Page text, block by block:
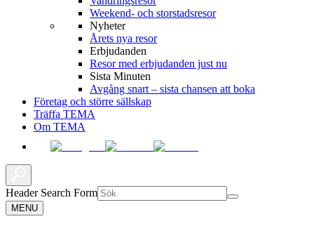
Weekend- och storstadsresor
Nyheter
Årets nya resor
Erbjudanden
Resor med erbjudanden just nu
Sista Minuten
Avgång snart – sista chansen att boka
Företag och större sällskap
Träffa TEMA
Om TEMA
Header Search Form
MENU